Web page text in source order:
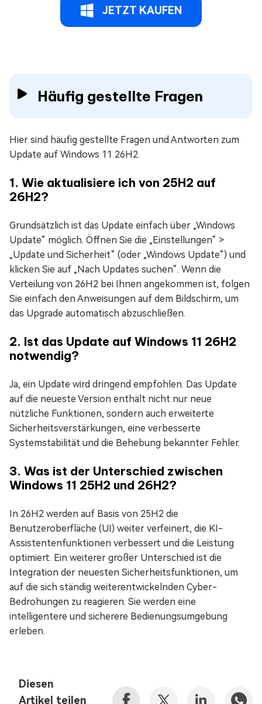
JETZT KAUFEN
Häufig gestellte Fragen
Hier sind häufig gestellte Fragen und Antworten zum
Update auf Windows 11 26H2.
1. Wie aktualisiere ich von 25H2 auf
26H2?
Grundsätzlich ist das Update einfach über „Windows
Update“ möglich. Öffnen Sie die „Einstellungen“ >
„Update und Sicherheit“ (oder „Windows Update“) und
klicken Sie auf „Nach Updates suchen“. Wenn die
Verteilung von 26H2 bei Ihnen angekommen ist, folgen
Sie einfach den Anweisungen auf dem Bildschirm, um
das Upgrade automatisch abzuschließen.
2. Ist das Update auf Windows 11 26H2
notwendig?
Ja, ein Update wird dringend empfohlen. Das Update
auf die neueste Version enthält nicht nur neue
nützliche Funktionen, sondern auch erweiterte
Sicherheitsverstärkungen, eine verbesserte
Systemstabilität und die Behebung bekannter Fehler.
3. Was ist der Unterschied zwischen
Windows 11 25H2 und 26H2?
In 26H2 werden auf Basis von 25H2 die
Benutzeroberfläche (UI) weiter verfeinert, die KI-
Assistentenfunktionen verbessert und die Leistung
optimiert. Ein weiterer großer Unterschied ist die
Integration der neuesten Sicherheitsfunktionen, um
auf die sich ständig weiterentwickelnden Cyber-
Bedrohungen zu reagieren. Sie werden eine
intelligentere und sicherere Bedienungsumgebung
erleben.
Diesen
Artikel teilen